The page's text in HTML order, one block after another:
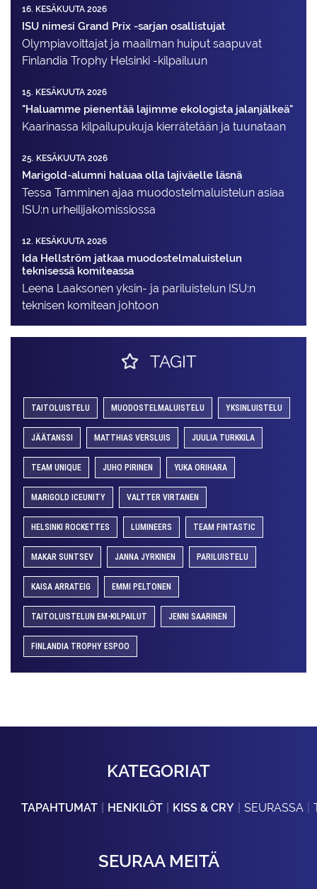
16. KESÄKUUTA 2026
ISU nimesi Grand Prix -sarjan osallistujat
Olympiavoittajat ja maailman huiput saapuvat
Finlandia Trophy Helsinki -kilpailuun
15. KESÄKUUTA 2026
"Haluamme pienentää lajimme ekologista jalanjälkeä"
Kaarinassa kilpailupukuja kierrätetään ja tuunataan
25. KESÄKUUTA 2026
Marigold-alumni haluaa olla lajiväelle läsnä
Tessa Tamminen ajaa muodostelma­luistelun asiaa
ISU:n urheilija­komissiossa
12. KESÄKUUTA 2026
Ida Hellström jatkaa muodostelmaluistelun
teknisessä komiteassa
Leena Laaksonen yksin- ja pariluistelun ISU:n
teknisen komitean johtoon
TAGIT
TAITOLUISTELU MUODOSTELMALUISTELU YKSINLUISTELU
JÄÄTANSSI MATTHIAS VERSLUIS JUULIA TURKKILA
TEAM UNIQUE JUHO PIRINEN YUKA ORIHARA
MARIGOLD ICEUNITY VALTTER VIRTANEN
HELSINKI ROCKETTES LUMINEERS TEAM FINTASTIC
MAKAR SUNTSEV JANNA JYRKINEN PARILUISTELU
KAISA ARRATEIG EMMI PELTONEN
TAITOLUISTELUN EM-KILPAILUT JENNI SAARINEN
FINLANDIA TROPHY ESPOO
KATEGORIAT
TAPAHTUMAT HENKILÖT KISS & CRY SEURASSA
SEURAA MEITÄ